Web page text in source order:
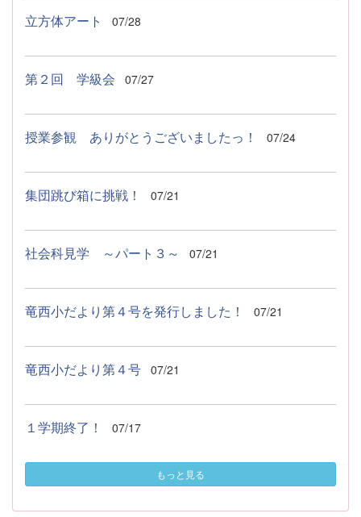
立方体アート 07/28
第２回 学級会 07/27
授業参観 ありがとうございましたっ！ 07/24
集団跳び箱に挑戦！ 07/21
社会科見学 ～パート３～ 07/21
竜西小だより第４号を発行しました！ 07/21
竜西小だより第４号 07/21
１学期終了！ 07/17
もっと見る